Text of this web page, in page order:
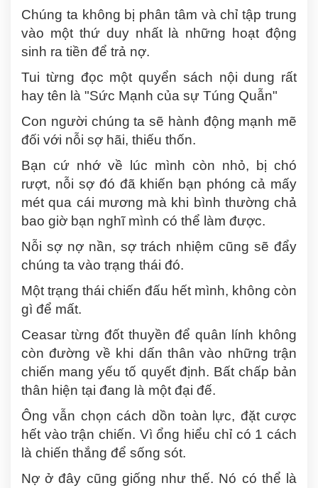
Chúng ta không bị phân tâm và chỉ tập trung
vào một thứ duy nhất là những hoạt động
sinh ra tiền để trả nợ.
Tui từng đọc một quyển sách nội dung rất
hay tên là "Sức Mạnh của sự Túng Quẫn"
Con người chúng ta sẽ hành động mạnh mẽ
đối với nỗi sợ hãi, thiếu thốn.
Bạn cứ nhớ về lúc mình còn nhỏ, bị chó
rượt, nỗi sợ đó đã khiến bạn phóng cả mấy
mét qua cái mương mà khi bình thường chả
bao giờ bạn nghĩ mình có thể làm được.
Nỗi sợ nợ nần, sợ trách nhiệm cũng sẽ đẩy
chúng ta vào trạng thái đó.
Một trạng thái chiến đấu hết mình, không còn
gì để mất.
Ceasar từng đốt thuyền để quân lính không
còn đường về khi dấn thân vào những trận
chiến mang yếu tố quyết định. Bất chấp bản
thân hiện tại đang là một đại đế.
Ông vẫn chọn cách dồn toàn lực, đặt cược
hết vào trận chiến. Vì ổng hiểu chỉ có 1 cách
là chiến thắng để sống sót.
Nợ ở đây cũng giống như thế. Nó có thể là